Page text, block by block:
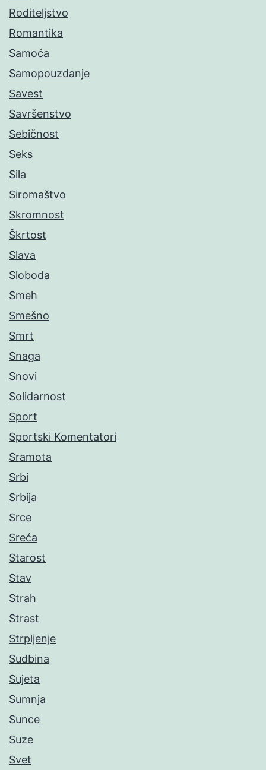
Roditeljstvo
Romantika
Samoća
Samopouzdanje
Savest
Savršenstvo
Sebičnost
Seks
Sila
Siromaštvo
Skromnost
Škrtost
Slava
Sloboda
Smeh
Smešno
Smrt
Snaga
Snovi
Solidarnost
Sport
Sportski Komentatori
Sramota
Srbi
Srbija
Srce
Sreća
Starost
Stav
Strah
Strast
Strpljenje
Sudbina
Sujeta
Sumnja
Sunce
Suze
Svet